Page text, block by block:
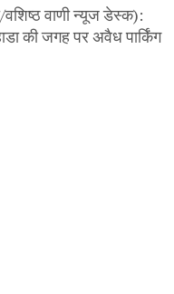
वाणी न्यूज डेस्क):
की जगह पर अवैध पार्किंग